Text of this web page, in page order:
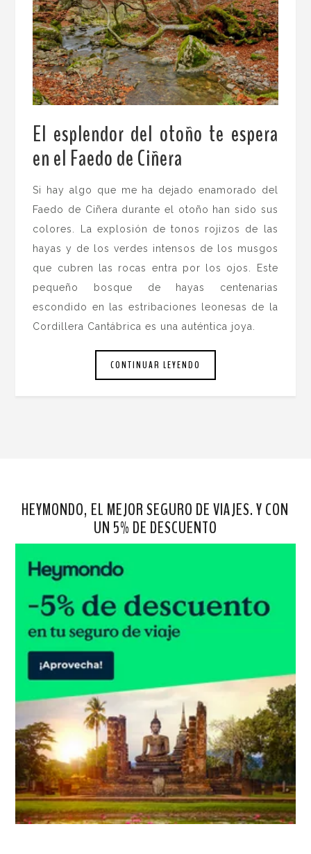
El esplendor del otoño te espera
en el Faedo de Ciñera
Si hay algo que me ha dejado enamorado del
Faedo de Ciñera durante el otoño han sido sus
colores. La explosión de tonos rojizos de las
hayas y de los verdes intensos de los musgos
que cubren las rocas entra por los ojos. Este
pequeño bosque de hayas centenarias
escondido en las estribaciones leonesas de la
Cordillera Cantábrica es una auténtica joya.
CONTINUAR LEYENDO
HEYMONDO, EL MEJOR SEGURO DE VIAJES. Y CON
UN 5% DE DESCUENTO